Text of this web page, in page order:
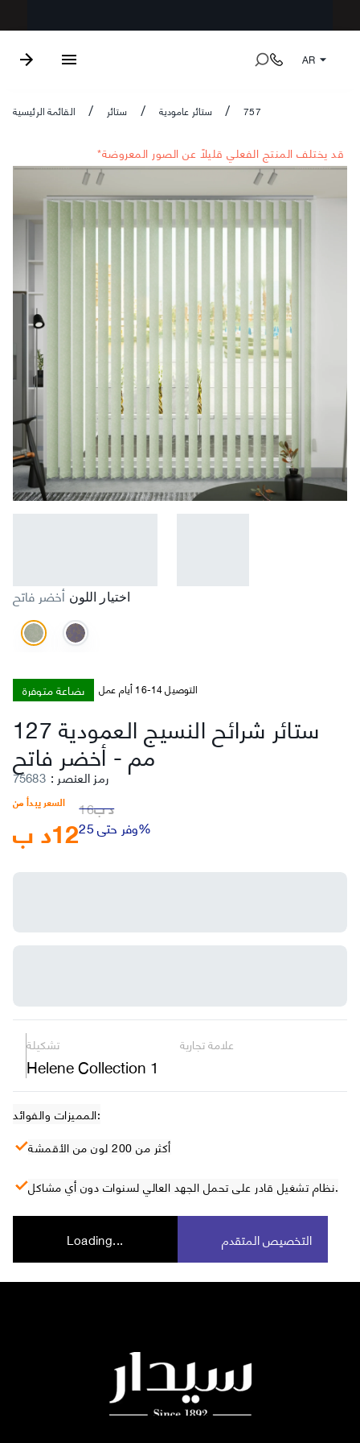
AR
القائمة الرئيسية / ستائر / ستائر عامودية / 757
*قد يختلف المنتج الفعلي قليلاً عن الصور المعروضة
اختيار اللون أخضر فاتح
بضاعة متوفرة التوصيل 14-16 أيام عمل
ستائر شرائح النسيج العمودية 127
مم-أخضر فاتح
رمز العنصر :
75683
السعر يبدأ من
د ب12
د ب16
وفر حتى 25%
تشكيلة
Helene Collection 1
علامة تجارية
المميزات والفوائد:
أكثر من 200 لون من الأقمشة
نظام تشغيل قادر على تحمل الجهد العالي لسنوات دون أي مشاكل.
Loading... التخصيص المتقدم